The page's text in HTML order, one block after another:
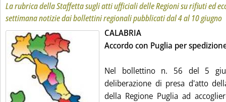
La rubrica della Staffetta sugli atti ufficiali delle Regioni su rifiuti ed
settimana notizie dai bollettini regionali pubblicati dal 4 al 10 giugno
CALABRIA
Accordo con Puglia per
Nel bollettino n. 56 del 5
deliberazione di presa d'atto
della Regione Puglia ad